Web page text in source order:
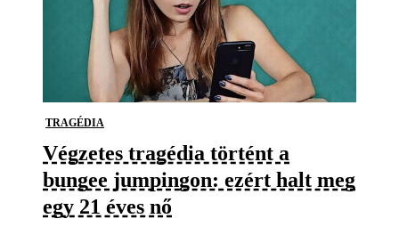
TRAGÉDIA
Végzetes tragédia történt a
bungee jumpingon: ezért halt meg
egy 21 éves nő